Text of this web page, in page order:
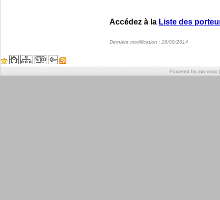
Accédez à la Liste des
Dernière modification : 28/08/2014
Powered by aiw-asso